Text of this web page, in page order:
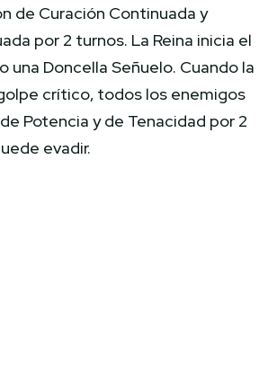
de Curación Continuada y
por 2 turnos. La Reina inicia el
una Doncella Señuelo. Cuando la
crítico, todos los enemigos
Potencia y de Tenacidad por 2
evadir.